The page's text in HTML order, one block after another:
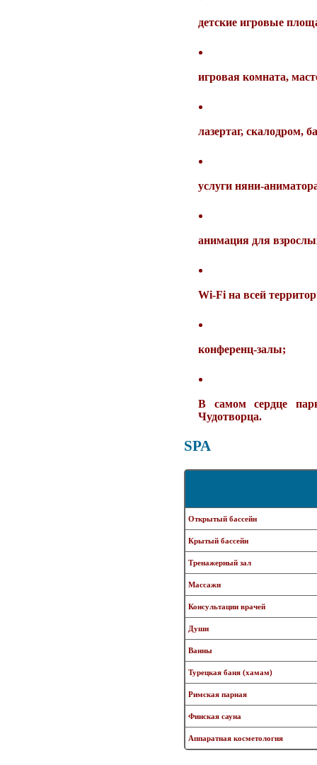
детские игровые
игровая комната,
лазертаг, скалодром,
услуги няни-
анимация для
Wi-Fi на всей
конференц-залы;
В самом сердце
Чудотворца.
SPA
Открытый бассейн
Крытый бассейн
Тренажерный зал
Массажи
Консультации врачей
Души
Ванны
Турецкая баня (хамам)
Римская парная
Финская сауна
Аппаратная косметология